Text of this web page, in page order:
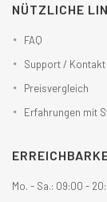
NÜTZLICHE
FAQ
Support / Kontakt
Preisvergleich
Erfahrungen mit
Mo. - Sa.: 09:00 -